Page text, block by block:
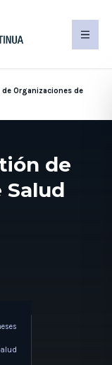
Organizaciones de
de
Salud